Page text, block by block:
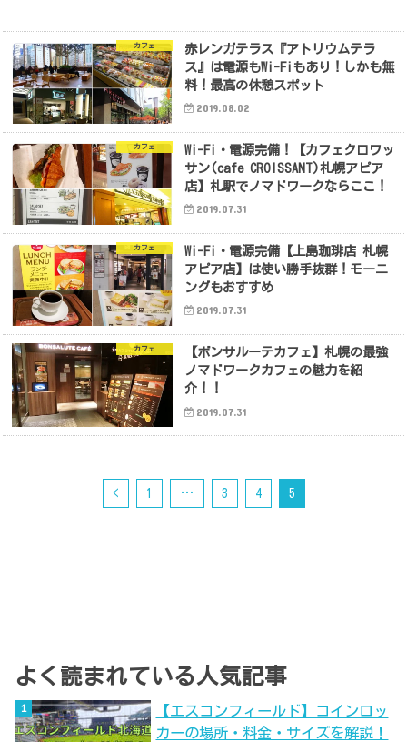
カフェ
赤レンガテラス『アトリウムテラ
ス』は電源もWi-Fiもあり！しかも無
料！最高の休憩スポット
2019.08.02
カフェ
Wi-Fi・電源完備！【カフェクロワッ
サン(cafe CROISSANT)札幌アピア
店】札駅でノマドワークならここ！
2019.07.31
カフェ
Wi-Fi・電源完備【上島珈琲店 札幌
アピア店】は使い勝手抜群！モーニ
ングもおすすめ
2019.07.31
カフェ
【ボンサルーテカフェ】札幌の最強
ノマドワークカフェの魅力を紹
介！！
2019.07.31
< 1 … 3 4 5
よく読まれている人気記事
【エスコンフィールド】コインロッ
カーの場所・料金・サイズを解説！